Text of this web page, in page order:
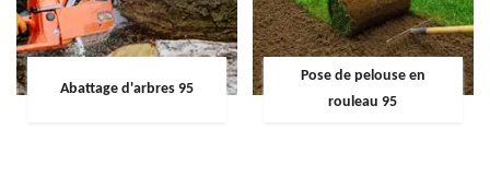
Abattage d'arbres 95
Pose de pelouse en
rouleau 95